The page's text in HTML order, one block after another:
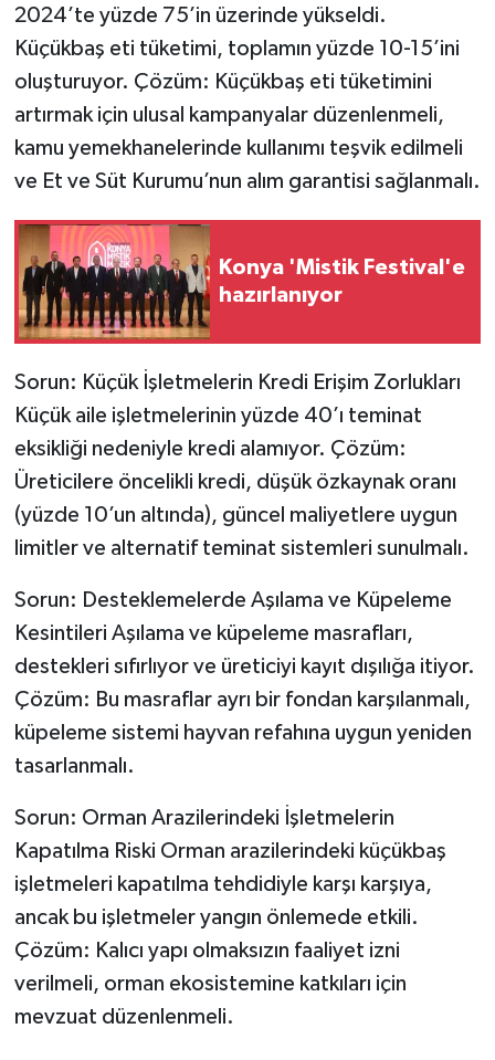
2024’te yüzde 75’in üzerinde yükseldi.
Küçükbaş eti tüketimi, toplamın yüzde 10-15’ini
oluşturuyor. Çözüm: Küçükbaş eti tüketimini
artırmak için ulusal kampanyalar düzenlenmeli,
kamu yemekhanelerinde kullanımı teşvik edilmeli
ve Et ve Süt Kurumu’nun alım garantisi sağlanmalı.
Konya 'Mistik Festival'e
hazırlanıyor
Sorun: Küçük İşletmelerin Kredi Erişim Zorlukları
Küçük aile işletmelerinin yüzde 40’ı teminat
eksikliği nedeniyle kredi alamıyor. Çözüm:
Üreticilere öncelikli kredi, düşük özkaynak oranı
(yüzde 10’un altında), güncel maliyetlere uygun
limitler ve alternatif teminat sistemleri sunulmalı.
Sorun: Desteklemelerde Aşılama ve Küpeleme
Kesintileri Aşılama ve küpeleme masrafları,
destekleri sıfırlıyor ve üreticiyi kayıt dışılığa itiyor.
Çözüm: Bu masraflar ayrı bir fondan karşılanmalı,
küpeleme sistemi hayvan refahına uygun yeniden
tasarlanmalı.
Sorun: Orman Arazilerindeki İşletmelerin
Kapatılma Riski Orman arazilerindeki küçükbaş
işletmeleri kapatılma tehdidiyle karşı karşıya,
ancak bu işletmeler yangın önlemede etkili.
Çözüm: Kalıcı yapı olmaksızın faaliyet izni
verilmeli, orman ekosistemine katkıları için
mevzuat düzenlenmeli.